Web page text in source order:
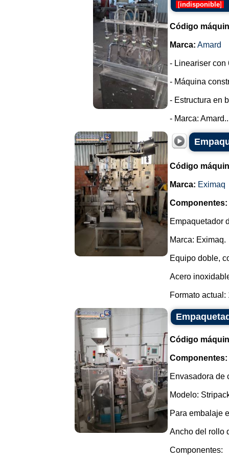
[indisponible]
Código
Marca: Amard
- Lineariser con
- Máquina
- Estructura en
- Marca:
Código
Marca: Eximaq
Componentes:
Empaquetador
Marca: Eximaq.
Equipo doble,
Acero
Formato
Código
Componentes:
Envasadora de
Modelo:
Para embalaje
Ancho del rollo
Componentes: